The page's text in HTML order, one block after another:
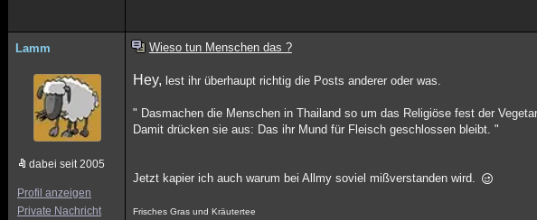
Lamm
dabei seit 2005
Profil anzeigen
Private Nachricht
Wieso tun Menschen das ?
Hey, lest ihr überhaupt richtig die Posts anderer oder was.
" Dasmachen die Menschen in Thailand so um das Religiöse fest der
Damit drücken sie aus: Das ihr Mund für Fleisch geschlossen bleibt. "
Jetzt kapier ich auch warum bei Allmy soviel mißverstanden wird.
Frisches Gras und Kräutertee